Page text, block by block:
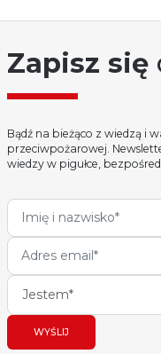
Zapisz się
Bądź na bieżąco z wiedzą i
przeciwpożarowej.
wiedzy w pigułce,
Jestem*
WYŚLIJ